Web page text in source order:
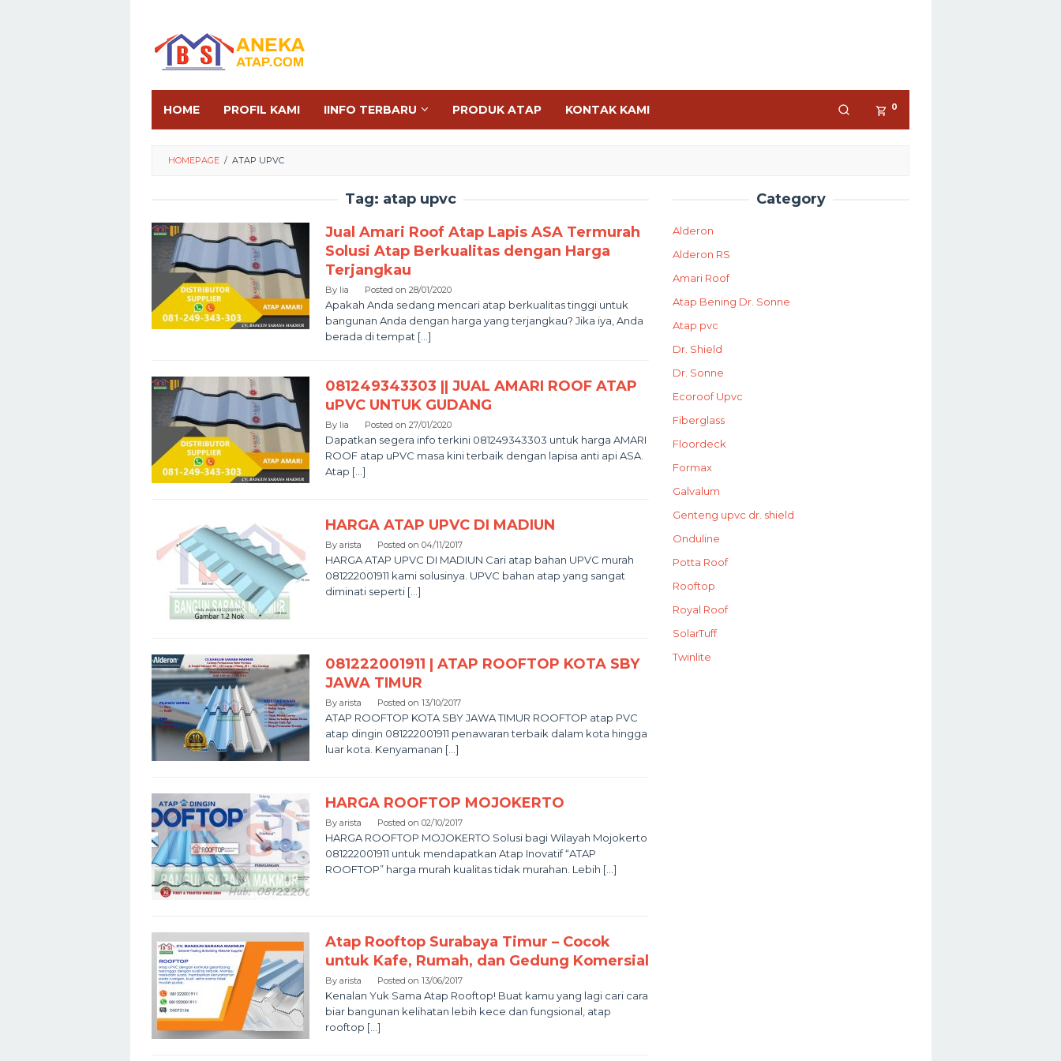
content
HOME PROFIL KAMI IINFO TERBARU PRODUK ATAP KONTAK KAMI 0
HOMEPAGE / ATAP UPVC
Tag: atap upvc
Jual Amari Roof Atap Lapis ASA Termurah
Solusi Atap Berkualitas dengan Harga
Terjangkau
By lia Posted on 28/01/2020
Apakah Anda sedang mencari atap berkualitas tinggi untuk
bangunan Anda dengan harga yang terjangkau? Jika iya, Anda
berada di tempat […]
081249343303 || JUAL AMARI ROOF ATAP
uPVC UNTUK GUDANG
By lia Posted on 27/01/2020
Dapatkan segera info terkini 081249343303 untuk harga AMARI
ROOF atap uPVC masa kini terbaik dengan lapisa anti api ASA.
Atap […]
HARGA ATAP UPVC DI MADIUN
By arista Posted on 04/11/2017
HARGA ATAP UPVC DI MADIUN Cari atap bahan UPVC murah
081222001911 kami solusinya. UPVC bahan atap yang sangat
diminati seperti […]
081222001911 | ATAP ROOFTOP KOTA SBY
JAWA TIMUR
By arista Posted on 13/10/2017
ATAP ROOFTOP KOTA SBY JAWA TIMUR ROOFTOP atap PVC
atap dingin 081222001911 penawaran terbaik dalam kota hingga
luar kota. Kenyamanan […]
HARGA ROOFTOP MOJOKERTO
By arista Posted on 02/10/2017
HARGA ROOFTOP MOJOKERTO Solusi bagi Wilayah Mojokerto
081222001911 untuk mendapatkan Atap Inovatif “ATAP
ROOFTOP” harga murah kualitas tidak murahan. Lebih […]
Atap Rooftop Surabaya Timur – Cocok
untuk Kafe, Rumah, dan Gedung Komersial
By arista Posted on 13/06/2017
Kenalan Yuk Sama Atap Rooftop! Buat kamu yang lagi cari cara
biar bangunan kelihatan lebih kece dan fungsional, atap
rooftop […]
Category
Alderon
Alderon RS
Amari Roof
Atap Bening Dr. Sonne
Atap pvc
Dr. Shield
Dr. Sonne
Ecoroof Upvc
Fiberglass
Floordeck
Formax
Galvalum
Genteng upvc dr. shield
Onduline
Potta Roof
Rooftop
Royal Roof
SolarTuff
Twinlite